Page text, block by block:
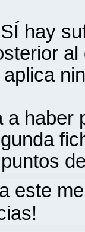
hay
a haber
este